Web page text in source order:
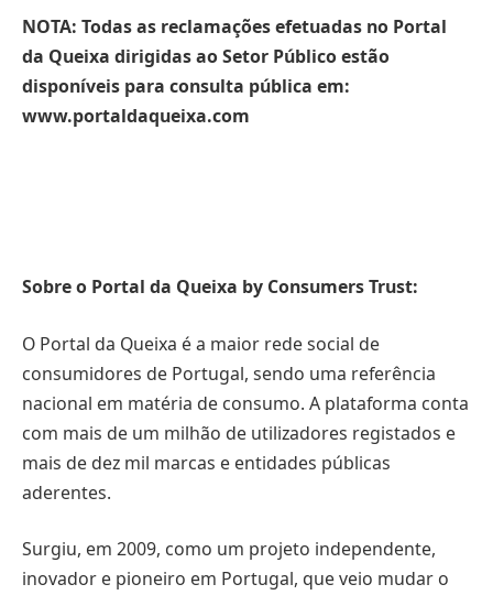
NOTA: Todas as reclamações efetuadas no Portal
da Queixa dirigidas ao Setor Público estão
disponíveis para consulta pública em:
www.portaldaqueixa.com
Sobre o Portal da Queixa by Consumers Trust:
O Portal da Queixa é a maior rede social de
consumidores de Portugal, sendo uma referência
nacional em matéria de consumo. A plataforma conta
com mais de um milhão de utilizadores registados e
mais de dez mil marcas e entidades públicas
aderentes.
Surgiu, em 2009, como um projeto independente,
inovador e pioneiro em Portugal, que veio mudar o